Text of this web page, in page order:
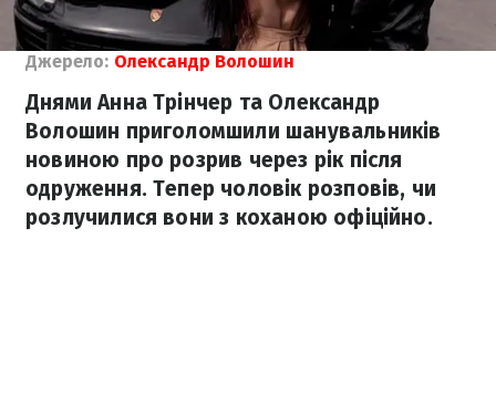
Джерело: Олександр Волошин
Днями Анна Трінчер та Олександр
Волошин приголомшили шанувальників
новиною про розрив через рік після
одруження. Тепер чоловік розповів, чи
розлучилися вони з коханою офіційно.